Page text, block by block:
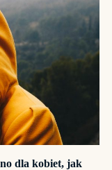
dla kobiet, jak